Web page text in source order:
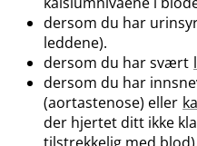
dersom du har
leddene).
dersom du har svært
dersom du har
(aortastenose) eller
der hjertet ditt ikke